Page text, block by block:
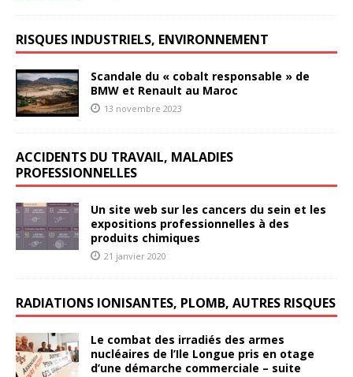
RISQUES INDUSTRIELS, ENVIRONNEMENT
Scandale du « cobalt responsable » de
BMW et Renault au Maroc
13 novembre 2023
ACCIDENTS DU TRAVAIL, MALADIES
PROFESSIONNELLES
Un site web sur les cancers du sein et les
expositions professionnelles à des
produits chimiques
21 janvier 2020
RADIATIONS IONISANTES, PLOMB, AUTRES RISQUES
Le combat des irradiés des armes
nucléaires de l’Ile Longue pris en otage
d’une démarche commerciale – suite